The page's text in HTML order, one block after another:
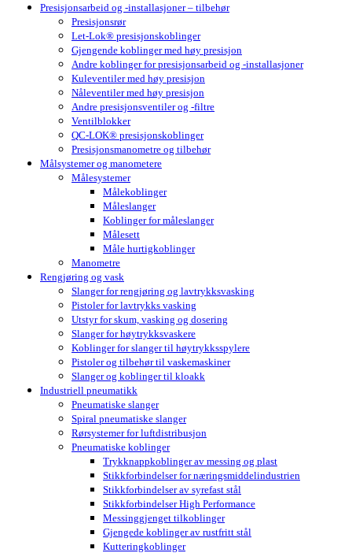
Presisjonsarbeid og -installasjoner – tilbehør
Presisjonsrør
Let-Lok® presisjonskoblinger
Gjengende koblinger med høy presisjon
Andre koblinger for presisjonsarbeid og -installasjoner
Kuleventiler med høy presisjon
Nåleventiler med høy presisjon
Andre presisjonsventiler og -filtre
Ventilblokker
QC-LOK® presisjonskoblinger
Presisjonsmanometre og tilbehør
Målsystemer og manometere
Målesystemer
Målekoblinger
Måleslanger
Koblinger for måleslanger
Målesett
Måle hurtigkoblinger
Manometre
Rengjøring og vask
Slanger for rengjøring og lavtrykksvasking
Pistoler for lavtrykks vasking
Utstyr for skum, vasking og dosering
Slanger for høytrykksvaskere
Koblinger for slanger til høytrykksspylere
Pistoler og tilbehør til vaskemaskiner
Slanger og koblinger til kloakk
Industriell pneumatikk
Pneumatiske slanger
Spiral pneumatiske slanger
Rørsystemer for luftdistribusjon
Pneumatiske koblinger
Trykknappkoblinger av messing og plast
Stikkforbindelser for næringsmiddelindustrien
Stikkforbindelser av syrefast stål
Stikkforbindelser High Performance
Messinggjenget tilkoblinger
Gjengede koblinger av rustfritt stål
Kutteringkoblinger